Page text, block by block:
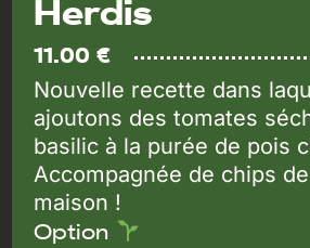
11.00 €
Nouvelle recette dans
ajoutons des tomates
basilic à la purée de pois
Accompagnée de chips
maison !
Option